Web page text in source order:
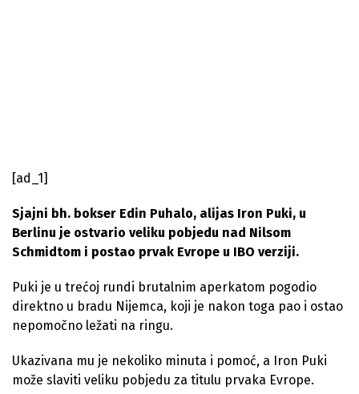
[ad_1]
Sjajni bh. bokser Edin Puhalo, alijas Iron Puki, u
Berlinu je ostvario veliku pobjedu nad Nilsom
Schmidtom i postao prvak Evrope u IBO verziji.
Puki je u trećoj rundi brutalnim aperkatom pogodio
direktno u bradu Nijemca, koji je nakon toga pao i ostao
nepomočno ležati na ringu.
Ukazivana mu je nekoliko minuta i pomoć, a Iron Puki
može slaviti veliku pobjedu za titulu prvaka Evrope.